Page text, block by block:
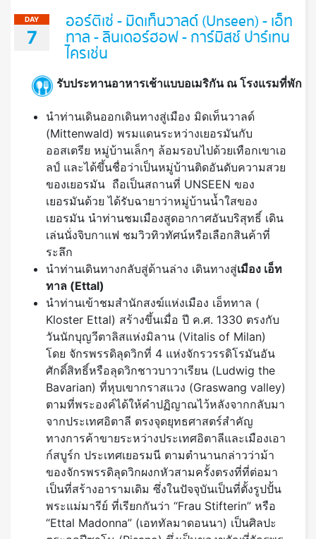
DAY
7
ออร์ติเซ่ - มิดเท็นวาลด์ (Unseen) - เอ็ท
ทาล - ลินเดอร์ฮอฟ - การ์มิสช์ ปาร์เทน
ไครเช่น
รับประทานอาหารเช้าแบบอเมริกัน ณ โรงแรมที่พัก
นำท่านเดินออกเดินทางสู่เมือง มิดเท็นวาลด์
(Mittenwald) พรมแดนระหว่างเยอรมันกับ
ออสเตรีย หมู่บ้านเล็กๆ ล้อมรอบไปด้วยเทือกเขาเอ
ลป์ และได้ขึ้นชื่อว่าเป็นหมู่บ้านติดอันดับความสวย
ของเยอรมัน ถือเป็นสถานที่ UNSEEN ของ
เยอรมันด้วย ได้รับฉายาว่าหมู่บ้านน้ำใสของ
เยอรมัน นำท่านชมเมืองสูดอากาศอันบริสุทธิ์ เดิน
เล่นนั่งจิบกาแฟ ชมวิวทิวทัศน์หรือเลือกสินค้าที่
ระลึก
นำท่านเดินทางกลับสู่ด้านล่าง เดินทางสู่เมือง เอ็ท
ทาล (Ettal)
นำท่านเข้าชมสำนักสงฆ์แห่งเมือง เอ็ททาล (
Kloster Ettal) สร้างขึ้นเมื่อ ปี ค.ศ. 1330 ตรงกับ
วันนักบุญวีตาลิสแห่งมิลาน (Vitalis of Milan)
โดย จักรพรรดิลุดวิกที่ 4 แห่งจักรวรรดิโรมันอัน
ศักดิ์สิทธิ์หรือลุดวิกชาวบาวาเรียน (Ludwig the
Bavarian) ที่หุบเขากราสแวง (Graswang valley)
ตามที่พระองค์ได้ให้คำปฏิญาณไว้หลังจากกลับมา
จากประเทศอิตาลี ตรงจุดยุทธศาสตร์สำคัญ
ทางการค้าขายระหว่างประเทศอิตาลีและเมืองเอา
ก์สบูร์ก ประเทศเยอรมนี ตามตำนานกล่าวว่าม้า
ของจักรพรรดิลุดวิกผงกหัวสามครั้งตรงที่ที่ต่อมา
เป็นที่สร้างอารามเดิม ซึ่งในปัจจุบันเป็นที่ตั้งรูปปั้น
พระแม่มารีย์ ที่เรียกกันว่า “Frau Stifterin” หรือ
“Ettal Madonna” (เอททัลมาดอนนา) เป็นศิลปะ